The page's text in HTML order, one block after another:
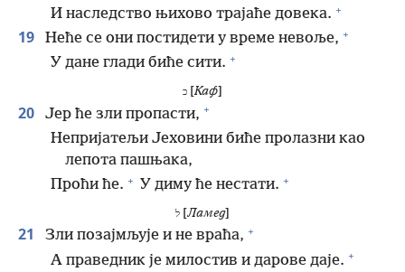
И наследство њихово трајаће довека. +
19 Неће се они постидети у време невоље, +
У дане глади биће сити. +
[Каф
20 Јер ће зли пропасти, +
Непријатељи Јеховини биће пролазни као
лепота пашњака,
Проћи ће. + У диму ће нестати. +
Ламед]
21 Зли позајмљује и не враћа, +
А праведник је милостив и дарове даје. +